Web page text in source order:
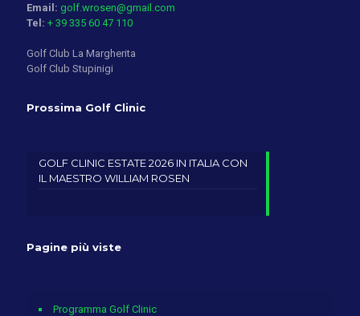
Email: golf.wrosen@gmail.com
Tel: + 39 335 60 47 110
Golf Club La Margherita
Golf Club Stupinigi
Prossima Golf Clinic
GOLF CLINIC ESTATE 2026 IN ITALIA CON
IL MAESTRO WILLIAM ROSEN
Pagine più viste
Programma Golf Clinic